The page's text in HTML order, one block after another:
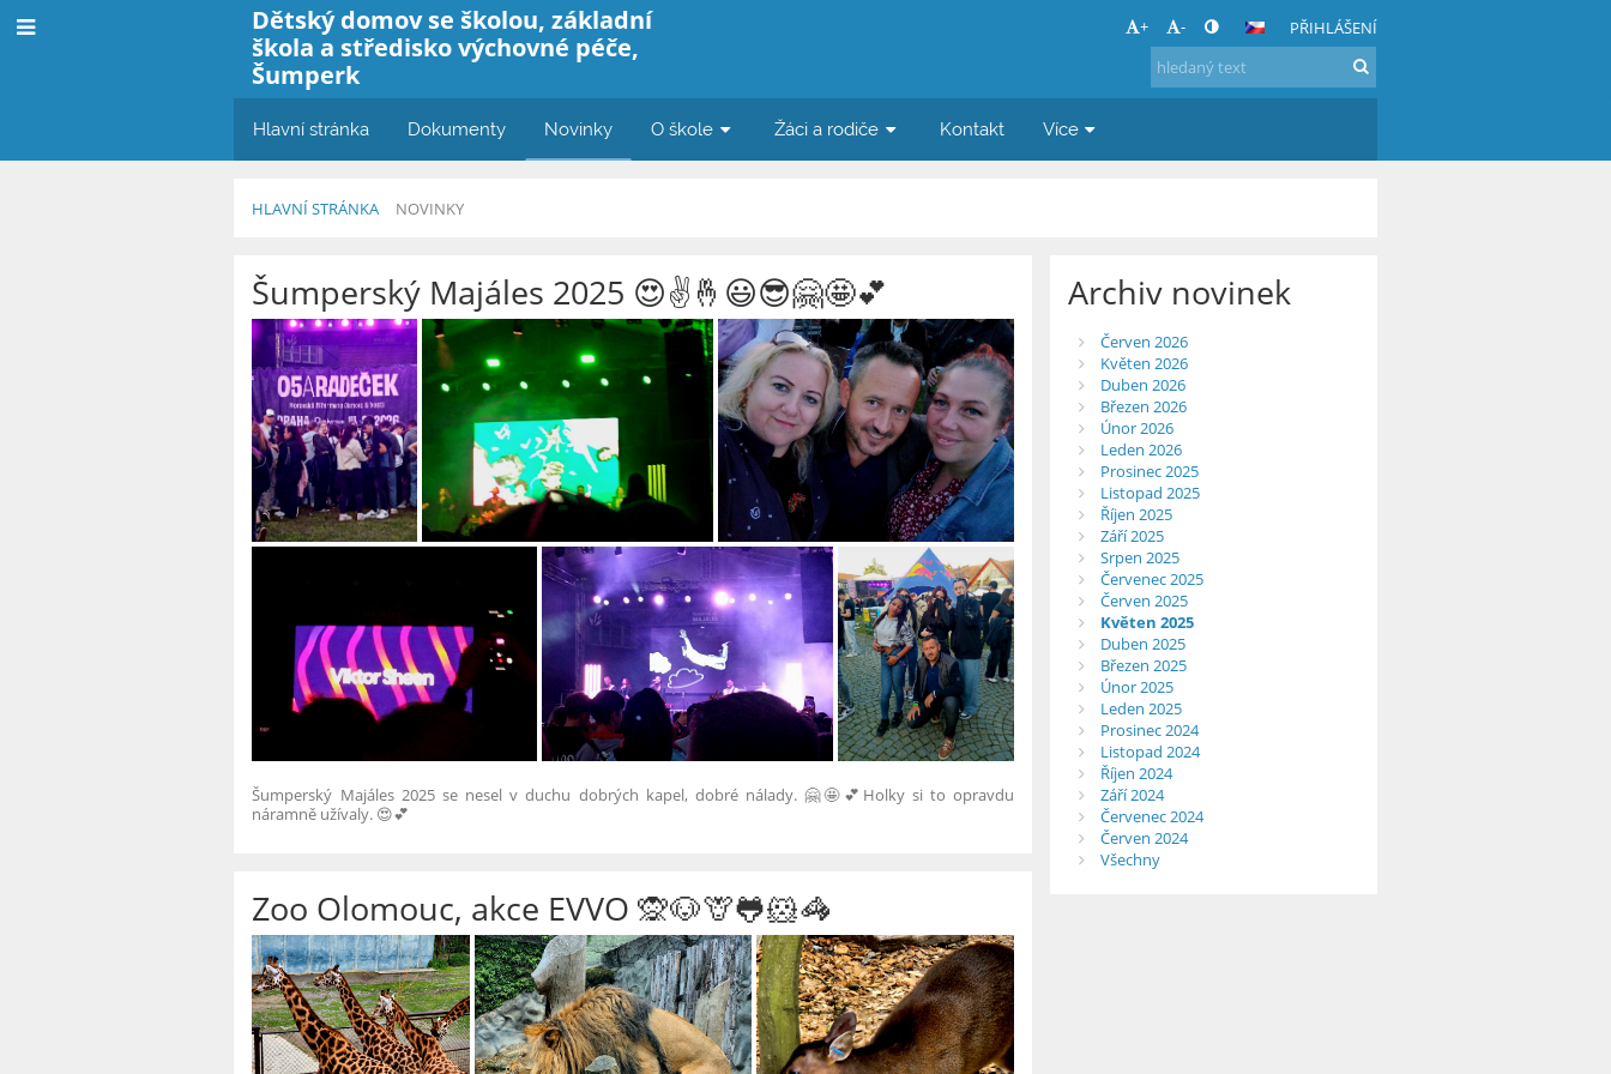
Dětský domov se školou, základní
škola a středisko výchovné péče,
Šumperk
+ - PŘIHLÁŠENÍ
Hlavní stránka Dokumenty Novinky O škole Žáci a rodiče Kontakt Více
HLAVNÍ STRÁNKA NOVINKY
Novinky
Šumperský Majáles 2025 😍✌️🤞😃😎🤗🤩💕
Šumperský Majáles 2025 se nesel v duchu dobrých kapel, dobré nálady. 🤗🤩💕Holky si to opravdu
náramně užívaly. 😍💕
Zoo Olomouc, akce EVVO 🙊🐶🦒🐸🐹🦓
Archiv novinek
Červen 2026
Květen 2026
Duben 2026
Březen 2026
Únor 2026
Leden 2026
Prosinec 2025
Listopad 2025
Říjen 2025
Září 2025
Srpen 2025
Červenec 2025
Červen 2025
Květen 2025
Duben 2025
Březen 2025
Únor 2025
Leden 2025
Prosinec 2024
Listopad 2024
Říjen 2024
Září 2024
Červenec 2024
Červen 2024
Všechny